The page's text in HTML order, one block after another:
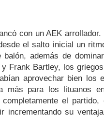
con un AEK
el salto inicial un
balón, además de
y Frank Bartley, los
aprovechar bien los
más para los lituanos
el
incrementando su